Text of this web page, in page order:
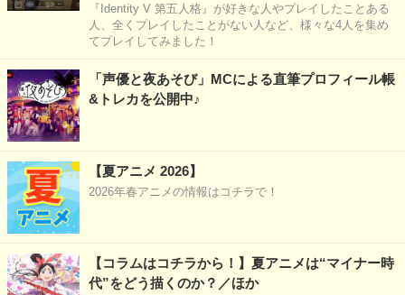
『Identity V 第五人格』が好きな人やプレイしたことある
人、全くプレイしたことがない人など、様々な4人を集め
てプレイしてみました！
「声優と夜あそび」MCによる直筆プロフィール帳
&トレカを公開中♪
【夏アニメ 2026】
2026年春アニメの情報はコチラで！
【コラムはコチラから！】夏アニメは“マイナー時
代”をどう描くのか？／ほか